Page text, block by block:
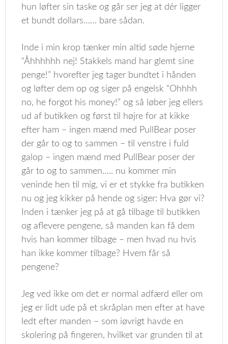
hun løfter sin taske og går ser jeg at dér ligger
et bundt dollars…… bare sådan.
Inde i min krop tænker min altid søde hjerne
“Åhhhhhh nej! Stakkels mand har glemt sine
penge!” hvorefter jeg tager bundtet i hånden
og løfter dem op og siger på engelsk “Ohhhh
no, he forgot his money!” og så løber jeg ellers
ud af butikken og først til højre for at kikke
efter ham – ingen mænd med PullBear poser
der går to og to sammen – til venstre i fuld
galop – ingen mænd med PullBear poser der
går to og to sammen….. nu kommer min
veninde hen til mig, vi er et stykke fra butikken
nu og jeg kikker på hende og siger: Hva gør vi?
Inden i tænker jeg på at gå tilbage til butikken
og aflevere pengene, så manden kan få dem
hvis han kommer tilbage – men hvad nu hvis
han ikke kommer tilbage? Hvem får så
pengene?
Jeg ved ikke om det er normal adfærd eller om
jeg er lidt ude på et skråplan men efter at have
ledt efter manden – som iøvrigt havde en
skolering på fingeren, hvilket var grunden til at